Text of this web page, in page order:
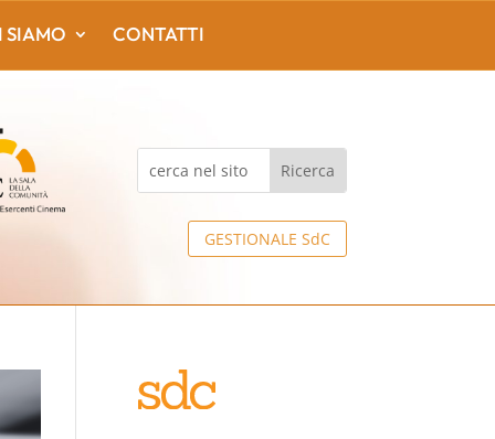
GESTIONALE SdC
SIAMO CONTATTI